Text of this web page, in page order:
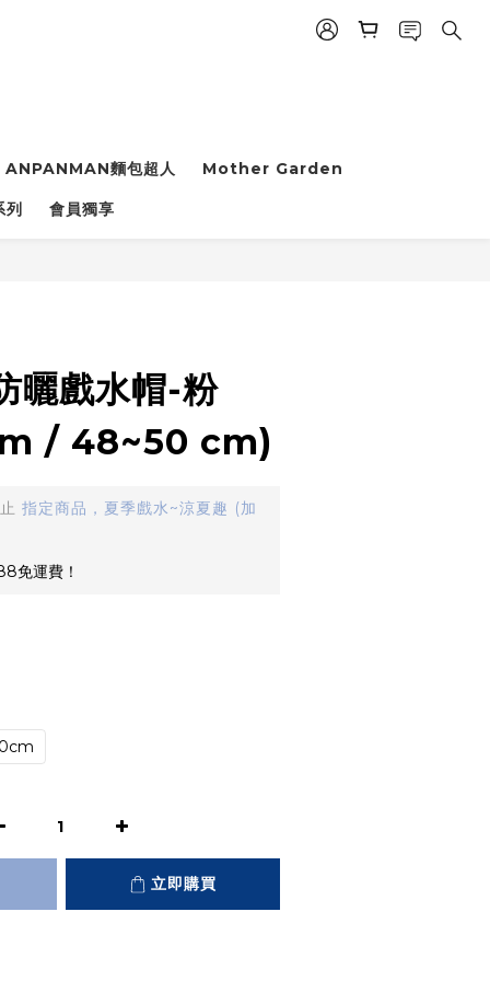
ANPANMAN麵包超人 Mother Garden
會員獨享
曬戲水帽-粉
/ 48~50 cm)
指定商品，夏季戲水~涼夏趣 (加
免運費！
立即購買